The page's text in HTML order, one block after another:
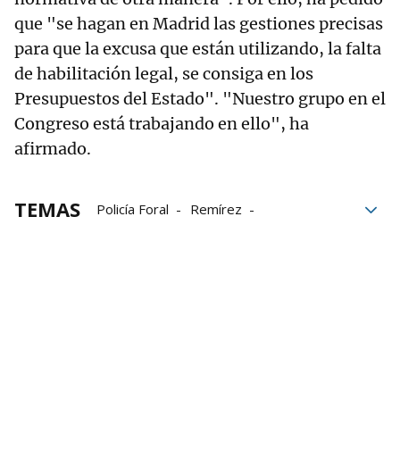
que "se hagan en Madrid las gestiones precisas
para que la excusa que están utilizando, la falta
de habilitación legal, se consiga en los
Presupuestos del Estado". "Nuestro grupo en el
Congreso está trabajando en ello", ha
afirmado.
TEMAS Policía Foral
Remírez